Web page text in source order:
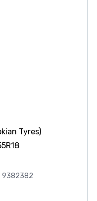
Tyres)
9382382